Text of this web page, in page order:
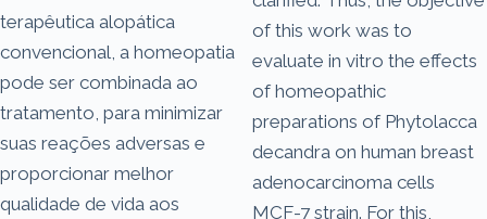
terapêutica alopática
convencional, a homeopatia
pode ser combinada ao
tratamento, para minimizar
suas reações adversas e
proporcionar melhor
qualidade de vida aos
of this work was to
evaluate in vitro the effects
of homeopathic
preparations of Phytolacca
decandra on human breast
adenocarcinoma cells
MCF-7 strain. For this,